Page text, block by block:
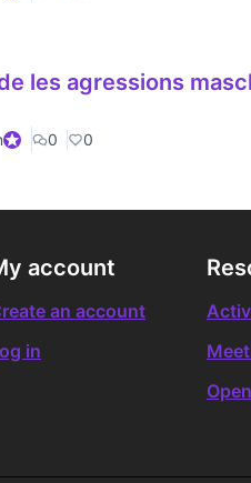
les agressions
Official participant
0 0
account
an account
in